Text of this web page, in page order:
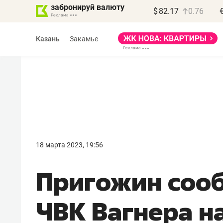
забронируй валюту $ 82.17 0.76
Казань Закамье
18 марта 2023, 19:56
Пригожин
ЧВК Вагнера
правил, бизнес может
потерять минимум
полгода»